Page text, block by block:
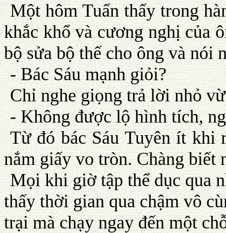
Một hôm Tuấn thấy trong
khắc khổ và cương nghị của
bộ sửa bộ thế cho ông và nói
- Bác Sáu mạnh giỏi?
Chỉ nghe giọng trả lời nhỏ
- Không được lộ hình tích,
Từ đó bác Sáu Tuyên ít khi
nắm giấy vo tròn. Chàng biết
Mọi khi giờ tập thể dục qua
thấy thời gian qua chậm vô
trại mà chạy ngay đến một